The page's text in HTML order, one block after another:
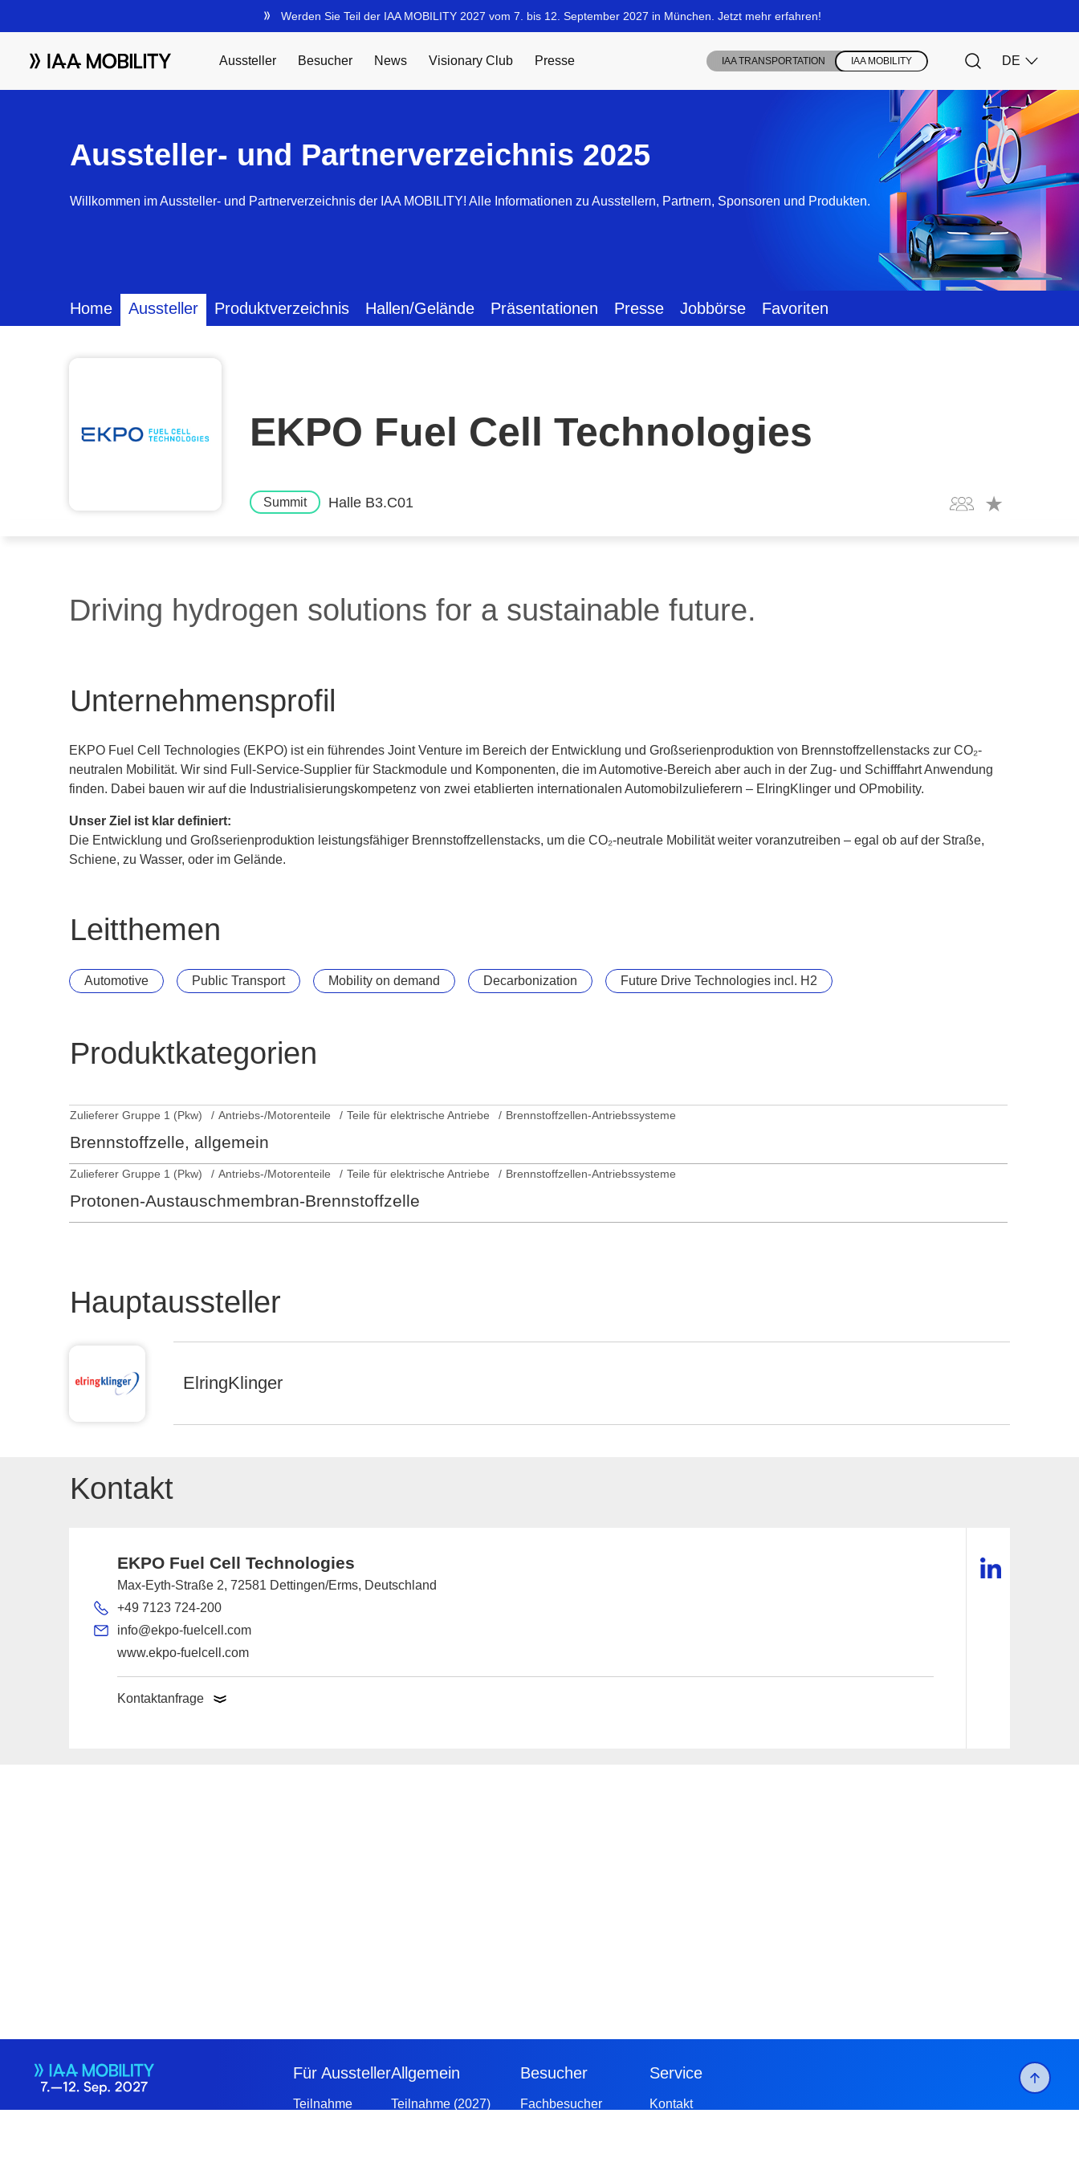
Aussteller- und Partnerverzeichnis 2025
Willkommen im Aussteller- und Partnerverzeichnis der IAA MOBILITY! Alle Informationen zu Ausstellern, Partnern, Sponsoren und Produkten.
Home Aussteller Produktverzeichnis Hallen/Gelände Präsentationen Presse Jobbörse Favoriten
EKPO Fuel Cell Technologies
Summit Halle B3.C01
Driving hydrogen solutions for a sustainable future.
Unternehmensprofil
EKPO Fuel Cell Technologies (EKPO) ist ein führendes Joint Venture im Bereich der Entwicklung und Großserienproduktion von Brennstoffzellenstacks zur CO₂-
neutralen Mobilität. Wir sind Full-Service-Supplier für Stackmodule und Komponenten, die im Automotive-Bereich aber auch in der Zug- und Schifffahrt Anwendung
finden. Dabei bauen wir auf die Industrialisierungskompetenz von zwei etablierten internationalen Automobilzulieferern – ElringKlinger und OPmobility.
Unser Ziel ist klar definiert:
Die Entwicklung und Großserienproduktion leistungsfähiger Brennstoffzellenstacks, um die CO₂-neutrale Mobilität weiter voranzutreiben – egal ob auf der Straße,
Schiene, zu Wasser, oder im Gelände.
Leitthemen
Automotive Public Transport Mobility on demand Decarbonization Future Drive Technologies incl. H2
Produktkategorien
Zulieferer Gruppe 1 (Pkw) Antriebs-/Motorenteile Teile für elektrische Antriebe Brennstoffzellen-Antriebssysteme
Brennstoffzelle, allgemein
Zulieferer Gruppe 1 (Pkw) Antriebs-/Motorenteile Teile für elektrische Antriebe Brennstoffzellen-Antriebssysteme
Protonen-Austauschmembran-Brennstoffzelle
Hauptaussteller
ElringKlinger
Kontakt
EKPO Fuel Cell Technologies
Max-Eyth-Straße 2, 72581 Dettingen/Erms, Deutschland
+49 7123 724-200
info@ekpo-fuelcell.com
www.ekpo-fuelcell.com
Kontaktanfrage